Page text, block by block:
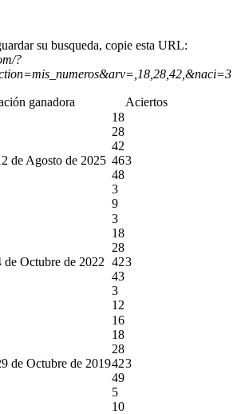
su busqueda, copie esta URL:
?
ganadora Aciertos
de Agosto de 2025
18
28
42
46
48
3
9
3
de Octubre de 2022
3
18
28
42
43
3
12
3
de Octubre de 2019
16
18
28
42
49
5
10
3